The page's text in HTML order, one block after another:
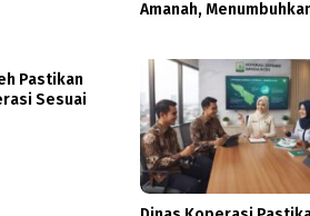
Amanah,
Pastikan
Sesuai